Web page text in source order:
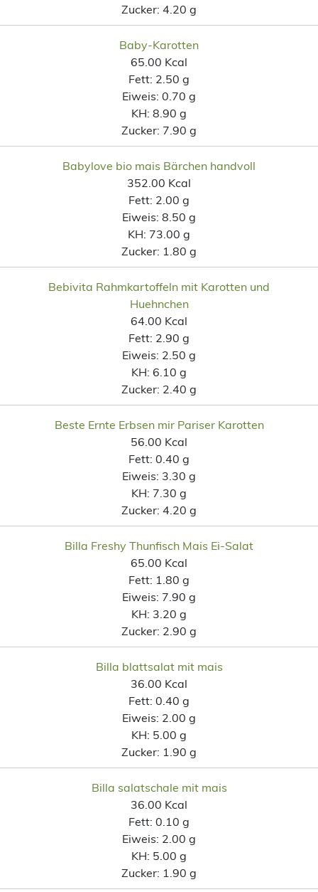
Zucker: 4.20 g
Baby-Karotten
65.00 Kcal
Fett: 2.50 g
Eiweis: 0.70 g
KH: 8.90 g
Zucker: 7.90 g
Babylove bio mais Bärchen handvoll
352.00 Kcal
Fett: 2.00 g
Eiweis: 8.50 g
KH: 73.00 g
Zucker: 1.80 g
Bebivita Rahmkartoffeln mit Karotten und
Huehnchen
64.00 Kcal
Fett: 2.90 g
Eiweis: 2.50 g
KH: 6.10 g
Zucker: 2.40 g
Beste Ernte Erbsen mir Pariser Karotten
56.00 Kcal
Fett: 0.40 g
Eiweis: 3.30 g
KH: 7.30 g
Zucker: 4.20 g
Billa Freshy Thunfisch Mais Ei-Salat
65.00 Kcal
Fett: 1.80 g
Eiweis: 7.90 g
KH: 3.20 g
Zucker: 2.90 g
Billa blattsalat mit mais
36.00 Kcal
Fett: 0.40 g
Eiweis: 2.00 g
KH: 5.00 g
Zucker: 1.90 g
Billa salatschale mit mais
36.00 Kcal
Fett: 0.10 g
Eiweis: 2.00 g
KH: 5.00 g
Zucker: 1.90 g